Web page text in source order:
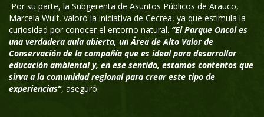
Por su parte, la Subgerenta de Asuntos Públicos de Arauco,
Marcela Wulf, valoró la iniciativa de Cecrea, ya que estimula la
curiosidad por conocer el entorno natural. “El Parque Oncol es
una verdadera aula abierta, un Área de Alto Valor de
Conservación de la compañía que es ideal para desarrollar
educación ambiental y, en ese sentido, estamos contentos que
sirva a la comunidad regional para crear este tipo de
experiencias”, aseguró.